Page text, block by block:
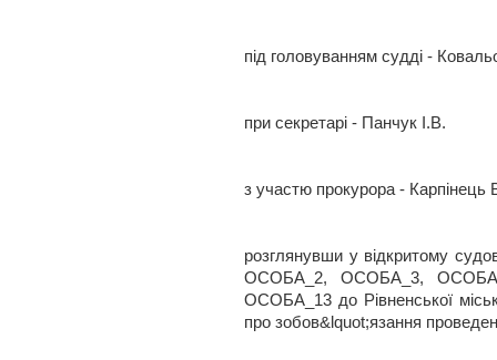
під головуванням судді -
при секретарі - Панчук І.В.
з участю прокурора -
розглянувши у відкритому
ОСОБА_2, ОСОБА_3,
ОСОБА_13 до Рівненської
про зобов&lquot;язання